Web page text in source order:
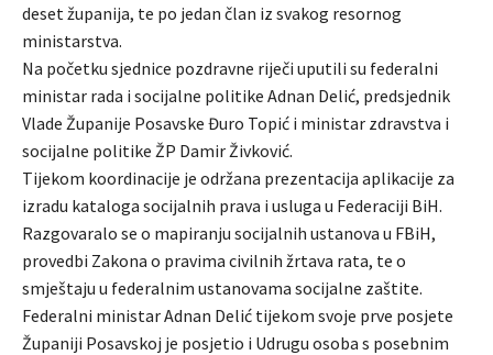
deset županija, te po jedan član iz svakog resornog
ministarstva.
Na početku sjednice pozdravne riječi uputili su federalni
ministar rada i socijalne politike Adnan Delić, predsjednik
Vlade Županije Posavske Đuro Topić i ministar zdravstva i
socijalne politike ŽP Damir Živković.
Tijekom koordinacije je održana prezentacija aplikacije za
izradu kataloga socijalnih prava i usluga u Federaciji BiH.
Razgovaralo se o mapiranju socijalnih ustanova u FBiH,
provedbi Zakona o pravima civilnih žrtava rata, te o
smještaju u federalnim ustanovama socijalne zaštite.
Federalni ministar Adnan Delić tijekom svoje prve posjete
Županiji Posavskoj je posjetio i Udrugu osoba s posebnim